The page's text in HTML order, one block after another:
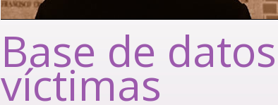
Base de
víctimas